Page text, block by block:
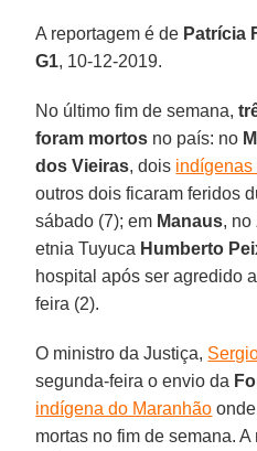
A reportagem é de Patrícia
G1, 10-12-2019.
No último fim de semana,
foram mortos no país: no
dos Vieiras, dois indígenas
outros dois ficaram feridos
sábado (7); em Manaus, no
etnia Tuyuca Humberto
hospital após ser agredido
feira (2).
O ministro da Justiça,
segunda-feira o envio da
indígena do Maranhão
mortas no fim de semana.